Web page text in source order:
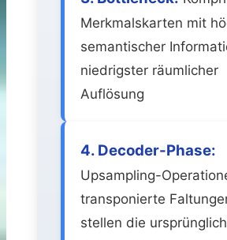
Merkmalskarten mit
semantischer
niedrigster räumlicher
Auflösung
4. Decoder-Phase:
Upsampling-
transponierte
stellen die